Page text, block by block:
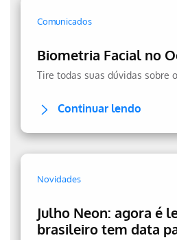
Comunicados
Biometria Facial no
Continuar lendo
Novidades
Julho Neon: agora é
brasileiro tem data